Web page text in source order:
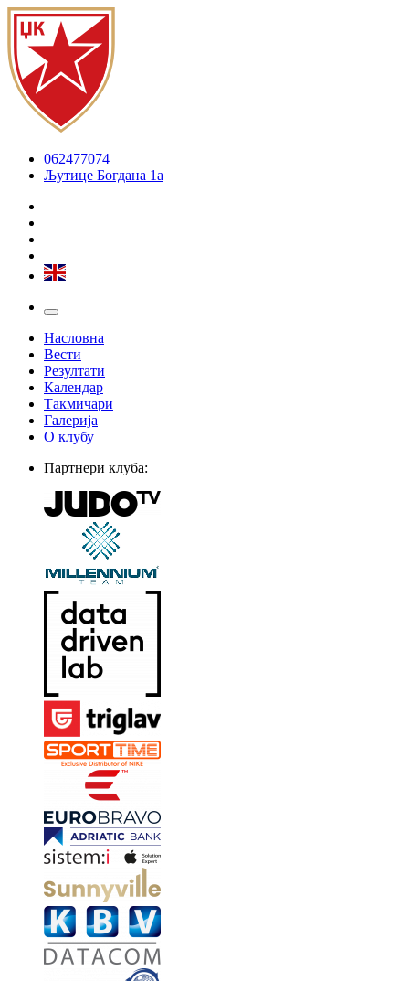
062477074
Љутице Богдана 1а
Насловна
Вести
Резултати
Календар
Такмичари
Галерија
О клубу
Партнери клуба: